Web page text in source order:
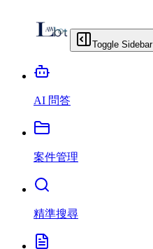
Toggle Sidebar
AI 問答
案件管理
精準搜尋